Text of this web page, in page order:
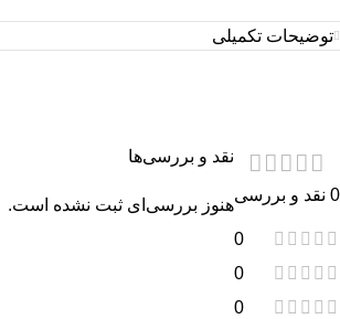
توضیحات تکمیلی
0 نقد و بررسی
0
0
0
نقد و بررسی‌ها
هنوز بررسی‌ای ثبت نشده است.